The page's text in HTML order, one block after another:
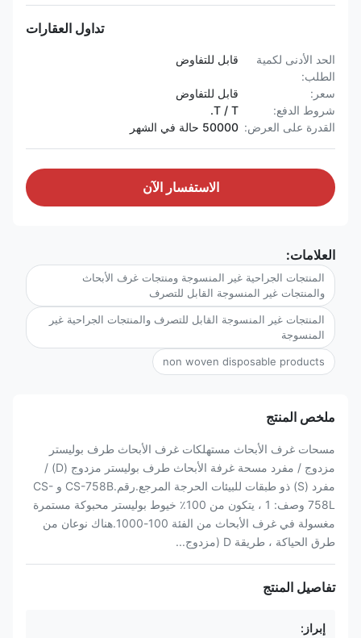
تداول العقارات
الحد الأدنى لكمية
الطلب:
قابل للتفاوض
سعر:
قابل للتفاوض
شروط الدفع:
T / T.
القدرة على العرض: 50000 حالة في الشهر
الاستفسار الآن
العلامات:
المنتجات الجراحية غير المنسوجة ومنتجات غرف الأبحاث
والمنتجات غير المنسوجة القابل للتصرف
المنتجات غير المنسوجة القابل للتصرف والمنتجات الجراحية غير
المنسوجة
non woven disposable products
ملخص المنتج
مسحات غرف الأبحاث مستهلكات غرف الأبحاث طرف بوليستر
مزدوج / مفرد مسحة غرفة الأبحاث طرف بوليستر مزدوج (D) /
مفرد (S) ذو طبقات للبيئات الحرجة المرجع.رقم.CS-758B و CS-
758L وصف: 1 ، يتكون من 100٪ خيوط بوليستر محبوكة مستمرة
مغسولة في غرف الأبحاث من الفئة 100-1000.هناك نوعان من
طرق الحياكة ، طريقة D (مزدوج...
تفاصيل المنتج
إبراز: